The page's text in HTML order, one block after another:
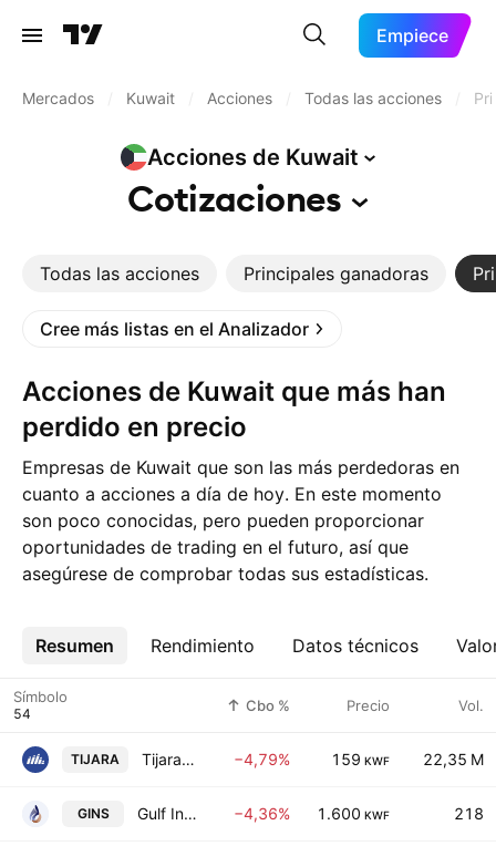
Empiece
Mercados Kuwait Acciones Todas las acciones
Acciones de Kuwait
Cotizaciones
Todas las acciones Principales ganadoras
Cree más listas en el Analizador
Acciones de Kuwait que más han
perdido en precio
Empresas de Kuwait que son las más perdedoras en
cuanto a acciones a día de hoy. En este momento
son poco conocidas, pero pueden proporcionar
oportunidades de trading en el futuro, así que
asegúrese de comprobar todas sus estadísticas.
Resumen Rendimiento Datos técnicos
Más
Símbolo Cbo % Precio Vol.
TIJARA Tijara & Realestate Investment Co. K.S.C. Closed −4,79% 159 KWF 22,35 M
GINS Gulf Insurance Group K.S.C. −4,36% 1.600 KWF 218